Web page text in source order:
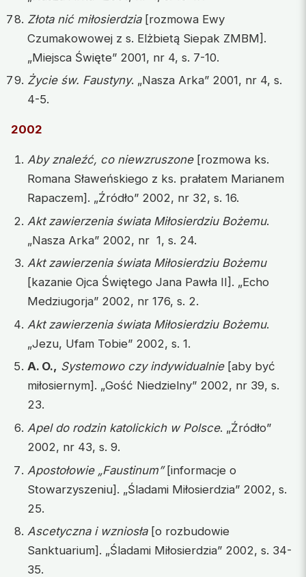
Złota nić miłosierdzia[rozmowa Ewy
Czumakowowej z s. Elżbietą Siepak ZMBM].
„Miejsca Święte” 2001, nr 4, s. 7-10.
Życie św. Faustyny. „Nasza Arka” 2001, nr 4, s.
4-5.
2002
Aby znaleźć, co niewzruszone[rozmowa ks.
Romana Sławeńskiego z ks. prałatem Marianem
Rapaczem]. „Źródło” 2002, nr 32, s. 16.
Akt zawierzenia świata Miłosierdziu Bożemu.
„Nasza Arka” 2002, nr 1, s. 24.
Akt zawierzenia świata Miłosierdziu Bożemu
[kazanie Ojca Świętego Jana Pawła II]. „Echo
Medziugorja” 2002, nr 176, s. 2.
Akt zawierzenia świata Miłosierdziu Bożemu.
„Jezu, Ufam Tobie” 2002, s. 1.
A. O., Systemowo czy indywidualnie[aby być
miłosiernym]. „Gość Niedzielny” 2002, nr 39, s.
23.
Apel do rodzin katolickich w Polsce. „Źródło”
2002, nr 43, s. 9.
Apostołowie „Faustinum”[informacje o
Stowarzyszeniu]. „Śladami Miłosierdzia” 2002, s.
25.
Ascetyczna i wzniosła[o rozbudowie
Sanktuarium]. „Śladami Miłosierdzia” 2002, s. 34-
35.